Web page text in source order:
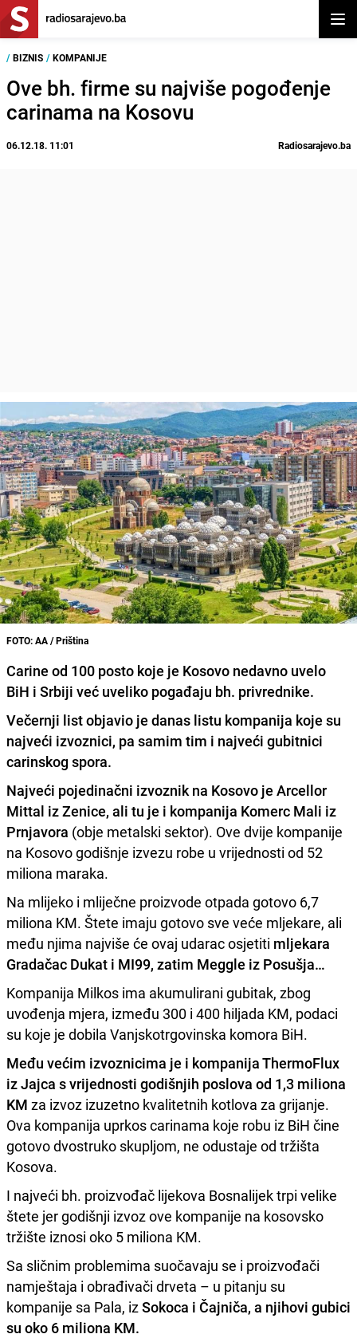
/ BIZNIS / KOMPANIJE
Ove bh. firme su najviše pogođenje
carinama na Kosovu
06.12.18. 11:01 Radiosarajevo.ba
FOTO: AA / Priština
Carine od 100 posto koje je Kosovo nedavno uvelo
BiH i Srbiji već uveliko pogađaju bh. privrednike.
Večernji list objavio je danas listu kompanija koje su
najveći izvoznici, pa samim tim i najveći gubitnici
carinskog spora.
Najveći pojedinačni izvoznik na Kosovo je Arcellor
Mittal iz Zenice, ali tu je i kompanija Komerc Mali iz
Prnjavora (obje metalski sektor). Ove dvije kompanije
na Kosovo godišnje izvezu robe u vrijednosti od 52
miliona maraka.
Na mlijeko i mliječne proizvode otpada gotovo 6,7
miliona KM. Štete imaju gotovo sve veće mljekare, ali
među njima najviše će ovaj udarac osjetiti mljekara
Gradačac Dukat i MI99, zatim Meggle iz Posušja…
Kompanija Milkos ima akumulirani gubitak, zbog
uvođenja mjera, između 300 i 400 hiljada KM, podaci
su koje je dobila Vanjskotrgovinska komora BiH.
Među većim izvoznicima je i kompanija ThermoFlux
iz Jajca s vrijednosti godišnjih poslova od 1,3 miliona
KM za izvoz izuzetno kvalitetnih kotlova za grijanje.
Ova kompanija uprkos carinama koje robu iz BiH čine
gotovo dvostruko skupljom, ne odustaje od tržišta
Kosova.
I najveći bh. proizvođač lijekova Bosnalijek trpi velike
štete jer godišnji izvoz ove kompanije na kosovsko
tržište iznosi oko 5 miliona KM.
Sa sličnim problemima suočavaju se i proizvođači
namještaja i obrađivači drveta – u pitanju su
kompanije sa Pala, izSokoca i Čajniča, a njihovi gubici
su oko 6 miliona KM.